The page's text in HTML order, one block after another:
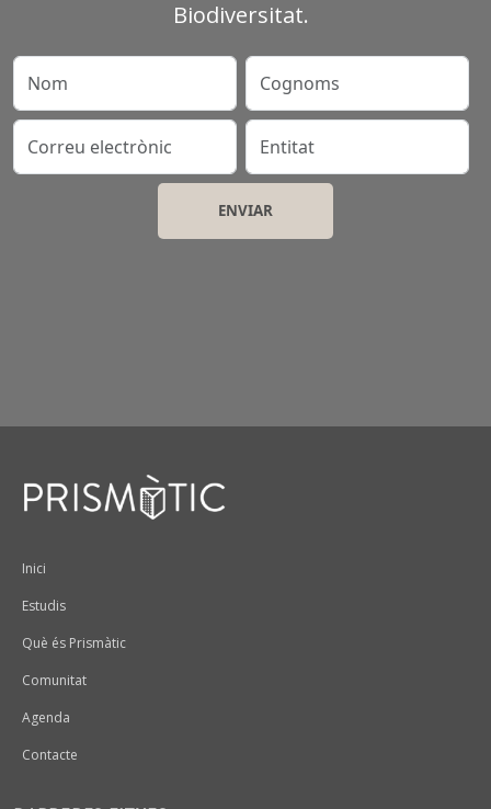
Biodiversitat.
Nom Cognoms
Correu electrònic Entitat
Peu
Inici
Estudis
Què és Prismàtic
Comunitat
Agenda
Contacte